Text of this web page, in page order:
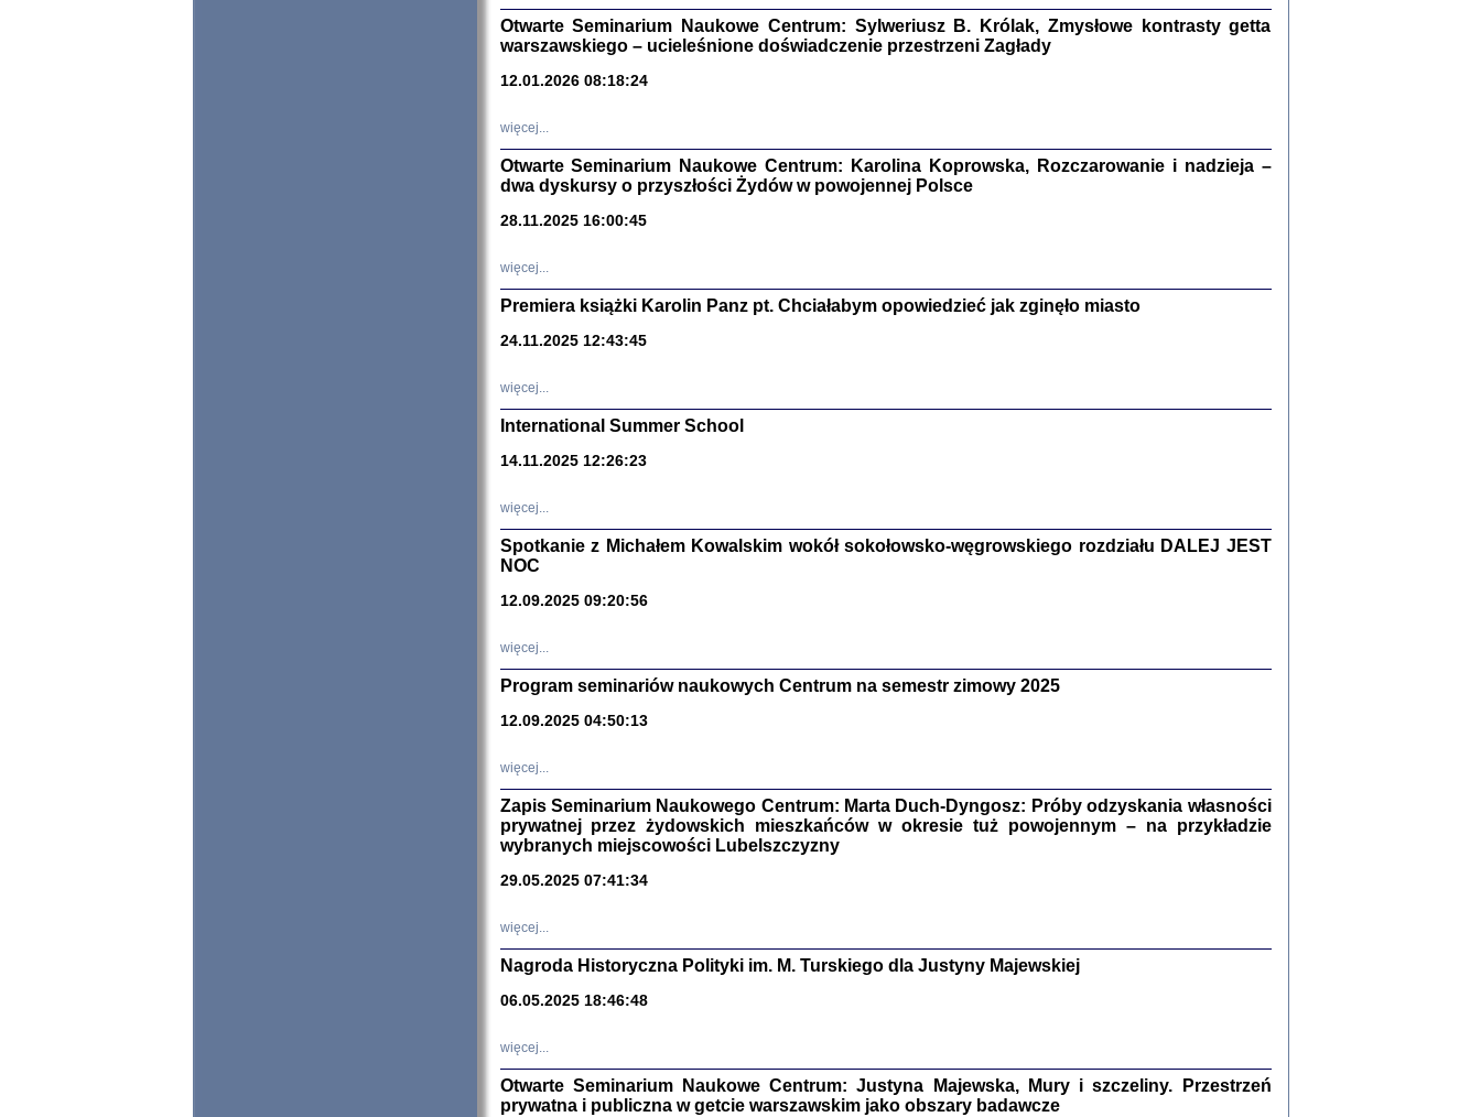
Sewek Okonowski, oprac. Marta Janczewska
PISZĄCY TE SŁOWA JEST PRACOWNIKIEM
GETTOWEJ INSTYTUCJI ...
'z Dziennika' i inne pisma z łódzkiego getta
Józef Zelkowicz, tłum. z jidysz, oprac. i wstęp. Monika Polit
CZYTAJĄC GAZETĘ NIEMIECKĄ ...
Warszawa 2019
Zagłada Żydów.
red. i wstęp Barbara Engelking, Jan Grabowski
Stanisław Adler, oprac. i wstępem opatrzyłaMarta Janczewska
Warszawa 2018
Otwarte Seminarium Naukowe Centrum: Sylweriusz B. Królak, Zmysłowe kontrasty getta
warszawskiego – ucieleśnione doświadczenie przestrzeni Zagłady
12.01.2026 08:18:24
więcej...
Otwarte Seminarium Naukowe Centrum: Karolina Koprowska, Rozczarowanie i nadzieja –
dwa dyskursy o przyszłości Żydów w powojennej Polsce
28.11.2025 16:00:45
więcej...
Premiera książki Karolin Panz pt. Chciałabym opowiedzieć jak zginęło miasto
24.11.2025 12:43:45
więcej...
International Summer School
14.11.2025 12:26:23
więcej...
Spotkanie z Michałem Kowalskim wokół sokołowsko-węgrowskiego rozdziału DALEJ JEST
NOC
12.09.2025 09:20:56
więcej...
Program seminariów naukowych Centrum na semestr zimowy 2025
12.09.2025 04:50:13
więcej...
Zapis Seminarium Naukowego Centrum: Marta Duch-Dyngosz: Próby odzyskania własności
prywatnej przez żydowskich mieszkańców w okresie tuż powojennym – na przykładzie
wybranych miejscowości Lubelszczyzny
29.05.2025 07:41:34
więcej...
Nagroda Historyczna Polityki im. M. Turskiego dla Justyny Majewskiej
06.05.2025 18:46:48
więcej...
Otwarte Seminarium Naukowe Centrum: Justyna Majewska, Mury i szczeliny. Przestrzeń
prywatna i publiczna w getcie warszawskim jako obszary badawcze